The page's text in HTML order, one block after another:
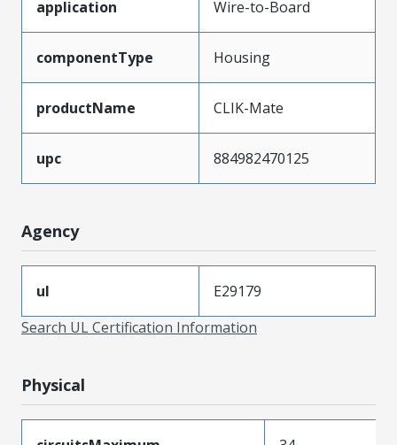
application Wire-to-Board
componentType Housing
productName CLIK-Mate
upc 884982470125
Agency
ul
E29179
Search UL Certification Information
Physical